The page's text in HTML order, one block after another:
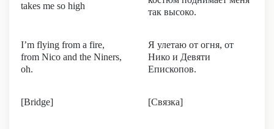
takes me so high
так высоко.
I’m flying from a fire,
from Nico and the Niners,
oh.
Я улетаю от огня, от
Нико и Девяти
Епископов.
[Bridge] [Связка]